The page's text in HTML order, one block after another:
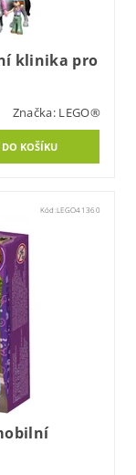
klinika pro
Značka: LEGO®
Kód:LEGO41360